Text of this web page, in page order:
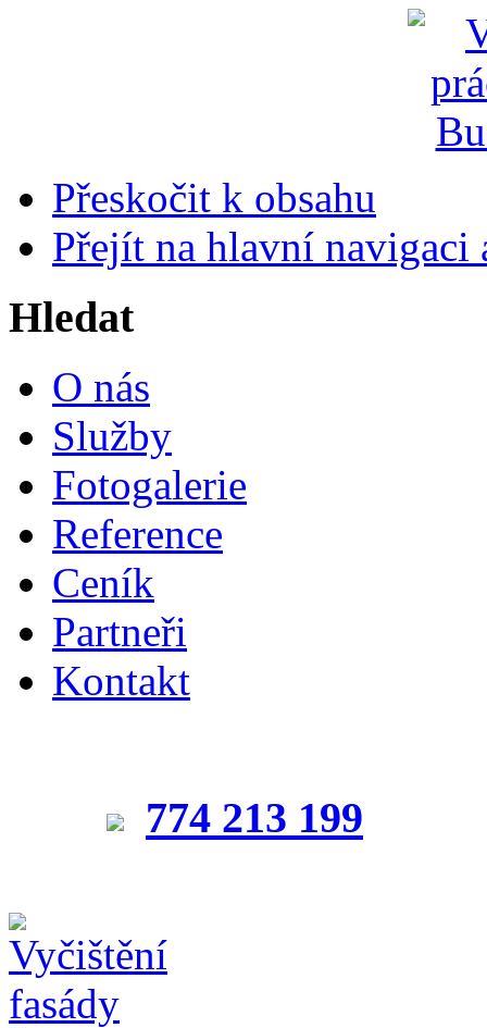
Přeskočit k obsahu
Přejít na hlavní navigaci
Hledat
O nás
Služby
Fotogalerie
Reference
Ceník
Partneři
Kontakt
774 213 199